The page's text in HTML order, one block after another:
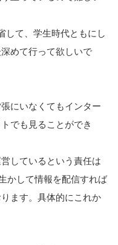
して、学生時代ともにし
めて行って欲しいで
にいなくてもインター
でも見ることができ
しているという責任は
かして情報を配信すれば
ます。具体的にこれか